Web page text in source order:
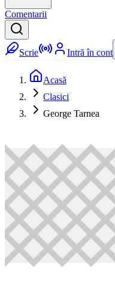
Comentarii
Scrie Intră în cont
Acasă
Clasici
George Tarnea